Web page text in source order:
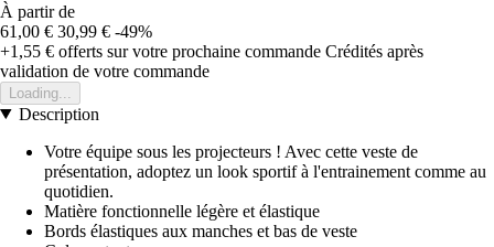
À partir de
61,00 € 30,99 € -49%
+1,55 € offerts sur votre prochaine commande Crédités après
validation de votre commande
Loading...
Description
Votre équipe sous les projecteurs ! Avec cette veste de
présentation, adoptez un look sportif à l'entrainement comme au
quotidien.
Matière fonctionnelle légère et élastique
Bords élastiques aux manches et bas de veste